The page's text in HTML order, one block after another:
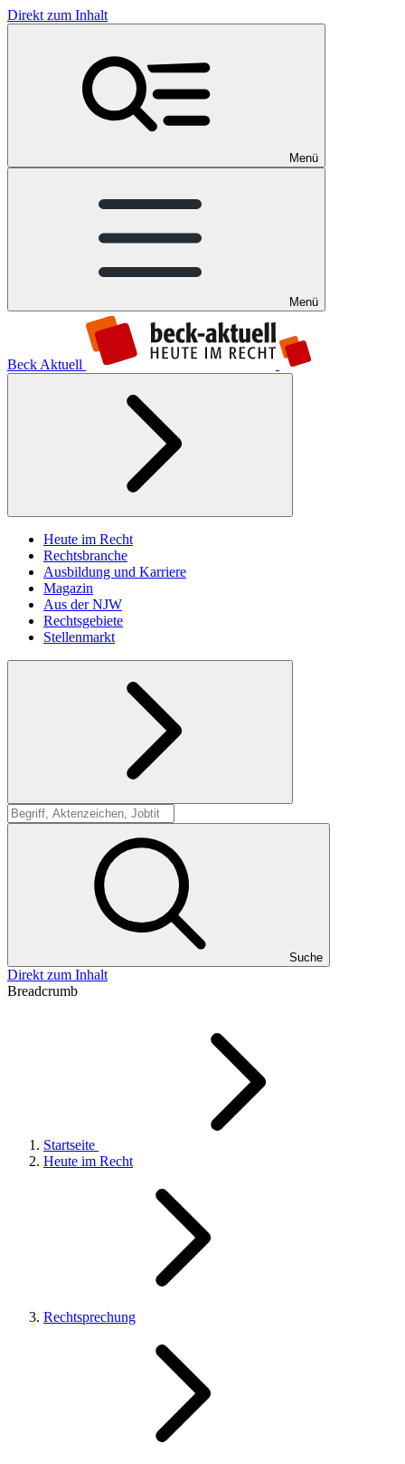
Direkt zum Inhalt
Menü
Menü
Beck Aktuell
Heute im Recht
Rechtsbranche
Ausbildung und Karriere
Magazin
Aus der NJW
Rechtsgebiete
Stellenmarkt
Suche
Suche
Direkt zum Inhalt
Breadcrumb
Startseite
Heute im Recht
Rechtsprechung